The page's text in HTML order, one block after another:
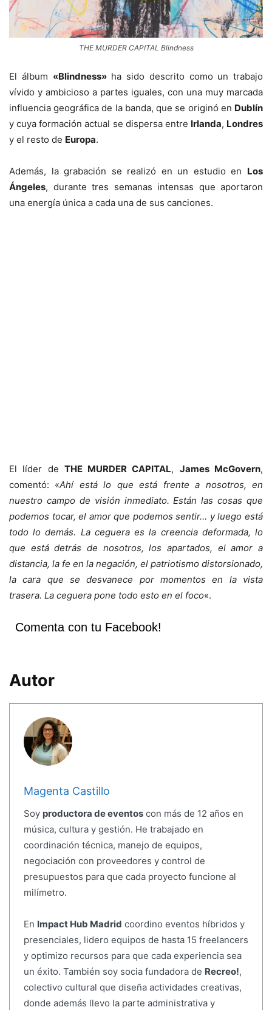
THE MURDER CAPITAL Blindness
El álbum «Blindness»ha sido descrito como un trabajo
vívido y ambicioso a partes iguales, con una muy marcada
influencia geográfica de la banda, que se originó en Dublín
y cuya formación actual se dispersa entre Irlanda, Londres
y el resto de Europa.
Además, la grabación se realizó en un estudio en Los
Ángeles, durante tres semanas intensas que aportaron
una energía única a cada una de sus canciones.
El líder de THE MURDER CAPITAL, James McGovern,
comentó: «Ahí está lo que está frente a nosotros, en
nuestro campo de visión inmediato. Están las cosas que
podemos tocar, el amor que podemos sentir… y luego está
todo lo demás. La ceguera es la creencia deformada, lo
que está detrás de nosotros, los apartados, el amor a
distancia, la fe en la negación, el patriotismo distorsionado,
la cara que se desvanece por momentos en la vista
trasera. La ceguera pone todo esto en el foco«.
Comenta con tu Facebook!
Autor
Magenta Castillo
Soy productora de eventoscon más de 12 años en
música, cultura y gestión. He trabajado en
coordinación técnica, manejo de equipos,
negociación con proveedores y control de
presupuestos para que cada proyecto funcione al
milímetro.
En Impact Hub Madrid coordino eventos híbridos y
presenciales, lidero equipos de hasta 15 freelancers
y optimizo recursos para que cada experiencia sea
un éxito. También soy socia fundadora de Recreo!,
colectivo cultural que diseña actividades creativas,
donde además llevo la parte administrativa y